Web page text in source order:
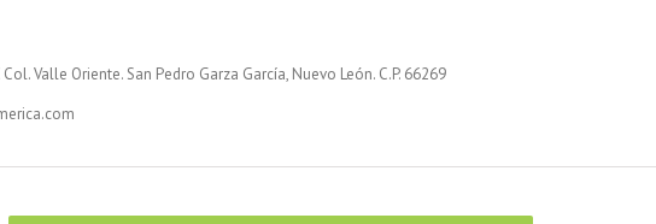
Valle Oriente. San Pedro Garza García, Nuevo León. C.P. 66269